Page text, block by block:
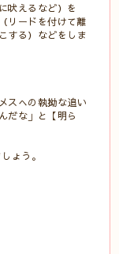
吠えるなど）を
リードを付けて離
する）などをしま
スへの執拗な追い
だな」と【明ら
ょう。